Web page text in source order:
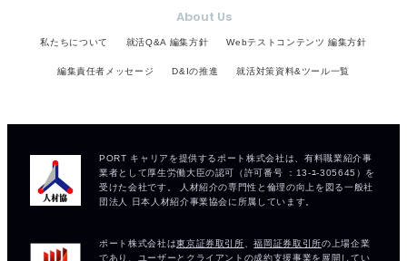
About Us
私たちについて 就活Q&A 編集方針 Webテストコンテンツ 編集方針
編集責任者メッセージ D&Iの推進 就活対策資料&ツール一覧